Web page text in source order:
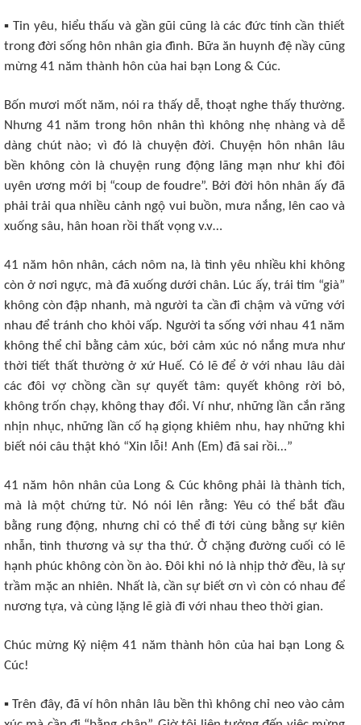
▪ Tin yêu, hiểu thấu và gần gũi cũng là các đức tính cần thiết
trong đời sống hôn nhân gia đình. Bữa ăn huynh đệ nầy cũng
mừng 41 năm thành hôn của hai bạn Long & Cúc.
Bốn mươi mốt năm, nói ra thấy dễ, thoạt nghe thấy thường.
Nhưng 41 năm trong hôn nhân thì không nhẹ nhàng và dễ
dàng chút nào; vì đó là chuyện đời. Chuyện hôn nhân lâu
bền không còn là chuyện rung động lãng mạn như khi đôi
uyên ương mới bị “coup de foudre”. Bởi đời hôn nhân ấy đã
phải trải qua nhiều cảnh ngộ vui buồn, mưa nắng, lên cao và
xuống sâu, hân hoan rồi thất vọng v.v…
41 năm hôn nhân, cách nôm na, là tình yêu nhiều khi không
còn ở nơi ngực, mà đã xuống dưới chân. Lúc ấy, trái tim “già”
không còn đập nhanh, mà người ta cần đi chậm và vững với
nhau để tránh cho khỏi vấp. Người ta sống với nhau 41 năm
không thể chỉ bằng cảm xúc, bởi cảm xúc nó nắng mưa như
thời tiết thất thường ở xứ Huế. Có lẽ để ở với nhau lâu dài
các đôi vợ chồng cần sự quyết tâm: quyết không rời bỏ,
không trốn chạy, không thay đổi. Ví như, những lần cắn răng
nhịn nhục, những lần cố hạ giọng khiêm nhu, hay những khi
biết nói câu thật khó “Xin lỗi! Anh (Em) đã sai rồi…”
41 năm hôn nhân của Long & Cúc không phải là thành tích,
mà là một chứng từ. Nó nói lên rằng: Yêu có thể bắt đầu
bằng rung động, nhưng chỉ có thể đi tới cùng bằng sự kiên
nhẫn, tình thương và sự tha thứ. Ở chặng đường cuối có lẽ
hạnh phúc không còn ồn ào. Đôi khi nó là nhịp thở đều, là sự
trầm mặc an nhiên. Nhất là, cần sự biết ơn vì còn có nhau để
nương tựa, và cùng lặng lẽ già đi với nhau theo thời gian.
Chúc mừng Kỷ niệm 41 năm thành hôn của hai bạn Long &
Cúc!
▪ Trên đây, đã ví hôn nhân lâu bền thì không chỉ neo vào cảm